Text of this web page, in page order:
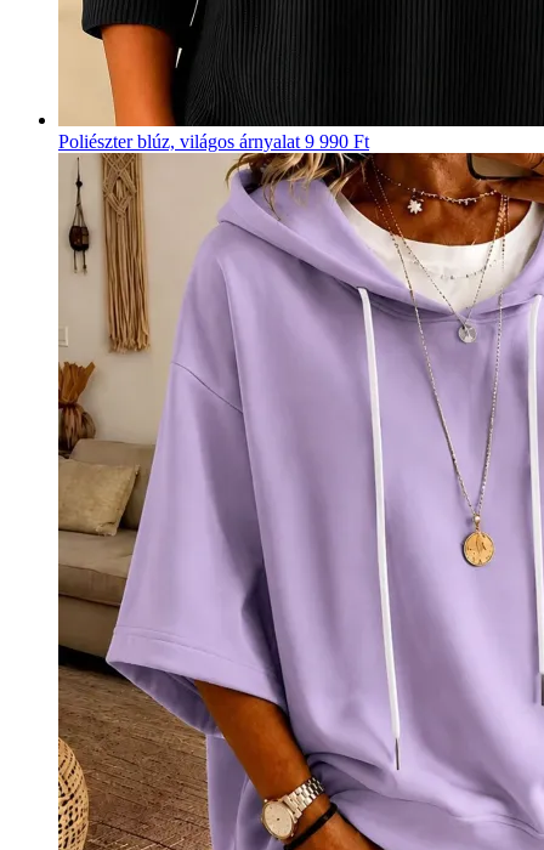
Poliészter blúz, világos árnyalat 9 990 Ft